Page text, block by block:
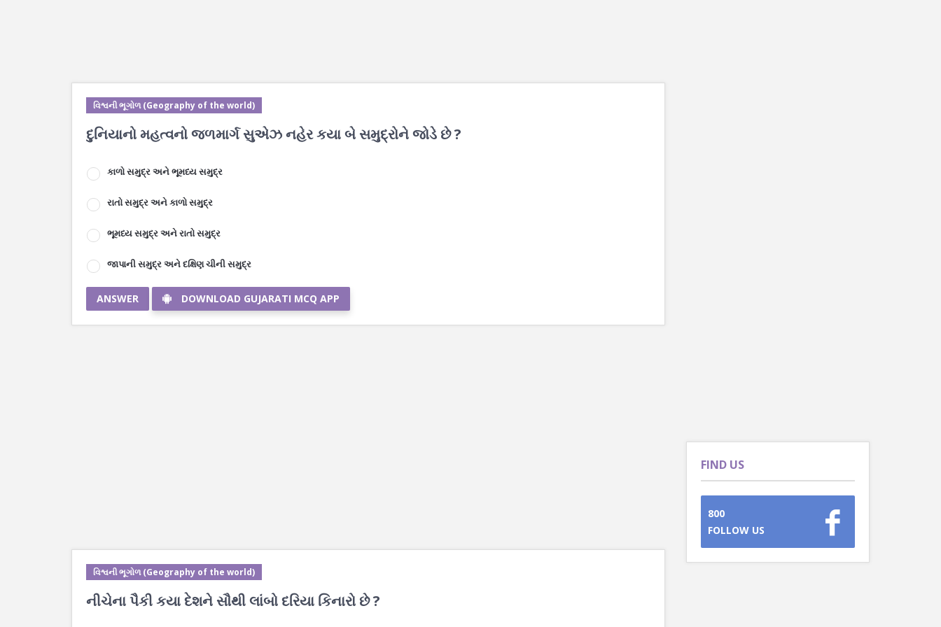
વિશ્વની ભૂગોળ (Geography of the world)
દુનિયાનો મહત્વનો જળમાર્ગ સુએઝ નહેર કયા બે સમુદ્રોને જોડે છે ?
કાળો સમુદ્ર અને ભૂમધ્ય સમુદ્ર
રાતો સમુદ્ર અને કાળો સમુદ્ર
ભૂમધ્ય સમુદ્ર અને રાતો સમુદ્ર
જાપાની સમુદ્ર અને દક્ષિણ ચીની સમુદ્ર
ANSWER DOWNLOAD GUJARATI MCQ APP
વિશ્વની ભૂગોળ (Geography of the world)
નીચેના પૈકી કયા દેશને સૌથી લાંબો દરિયા કિનારો છે ?
FIND US
800
FOLLOW US